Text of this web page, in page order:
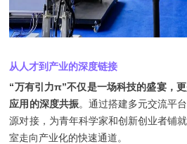
从人才到产业的深度链接
“万有引力π”不仅是一场科技的盛宴，
应用的深度共振。通过搭建多元交流平
源对接，为青年科学家和创新创业者铺
室走向产业化的快速通道。